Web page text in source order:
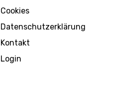
Cookies
Datenschutzerklärung
Kontakt
Login